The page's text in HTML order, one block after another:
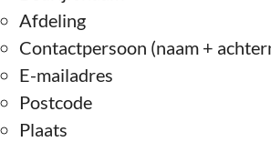
Afdeling
Contactpersoon (naam +
E-mailadres
Postcode
Plaats